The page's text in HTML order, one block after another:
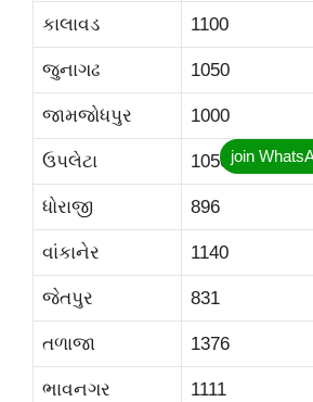
કાલાવડ 1100
જુનાગઢ 1050
જામજોધપુર 1000
ઉપલેટા 1050
ધોરાજી 896
વાંકાનેર 1140
જેતપુર 831
તળાજા 1376
ભાવનગર 1111